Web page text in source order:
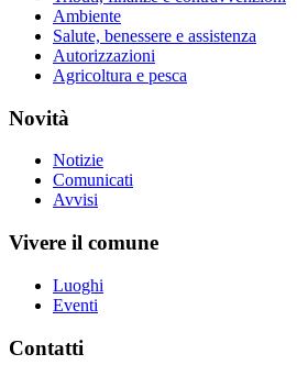
Ambiente
Salute, benessere e assistenza
Autorizzazioni
Agricoltura e pesca
Novità
Notizie
Comunicati
Avvisi
Vivere il comune
Luoghi
Eventi
Contatti